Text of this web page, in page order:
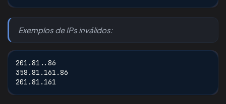
Exemplos de IPs inválidos:
201.81..86
358.81.161.86
201.81.161